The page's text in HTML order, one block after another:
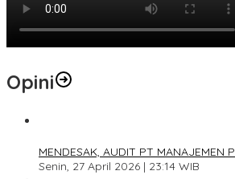
Opini
MENDESAK, AUDIT PT MANAJEMEN
Senin, 27 April 2026 | 23:14 WIB